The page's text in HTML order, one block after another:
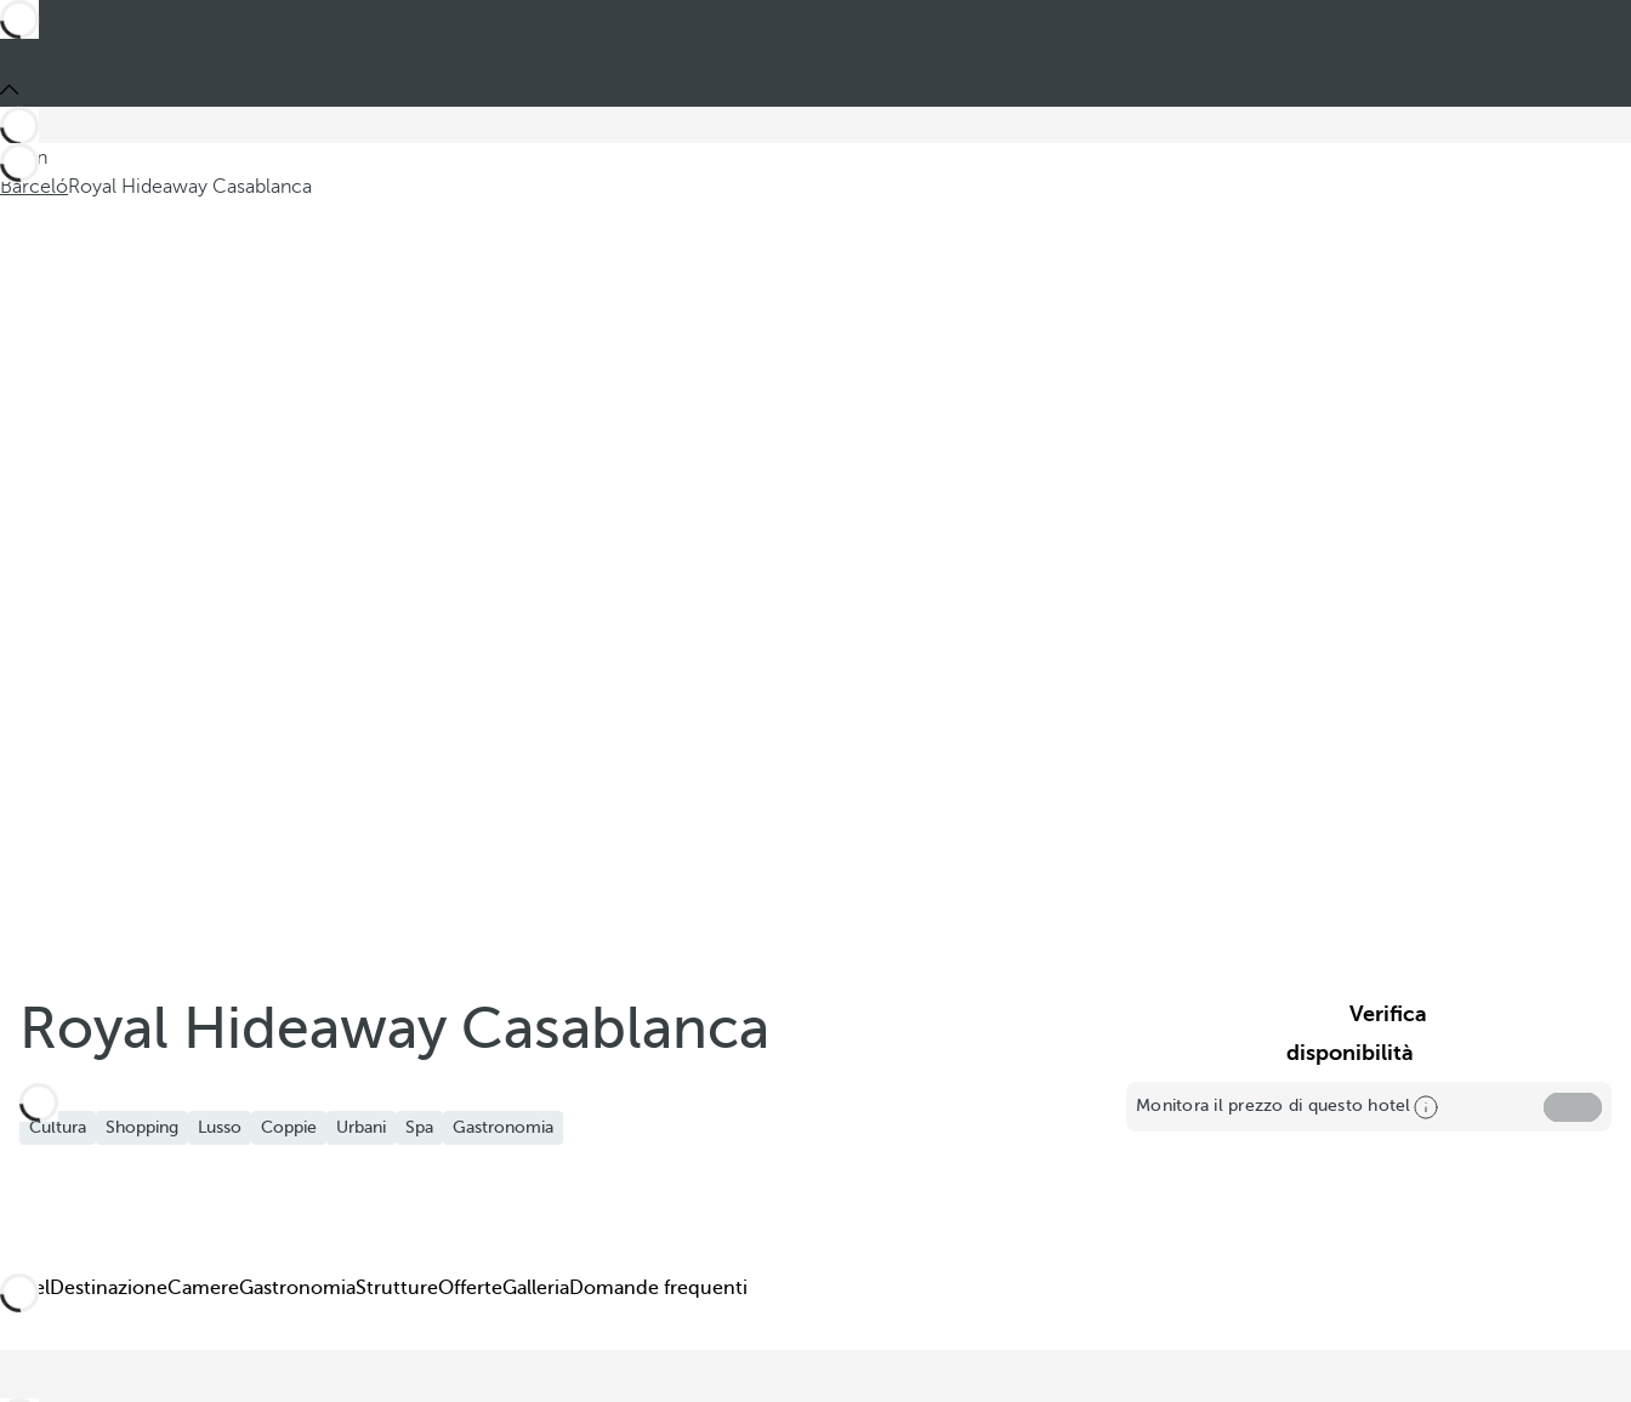
Sei in
BarcelóRoyal Hideaway Casablanca
Verifica
disponibilità
Monitora il prezzo di questo hotel
Royal Hideaway Casablanca
Cultura Shopping Lusso Coppie Urbani Spa Gastronomia
HotelDestinazioneCamereGastronomiaStruttureOfferteGalleriaDomande frequenti